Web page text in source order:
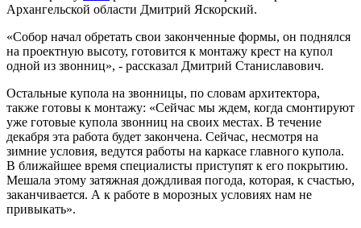
Архангельской области Дмитрий Яскорский.
«Собор начал обретать свои законченные формы, он поднялся
на проектную высоту, готовится к монтажу крест на купол
одной из звонниц», - рассказал Дмитрий Станиславович.
Остальные купола на звонницы, по словам архитектора,
также готовы к монтажу: «Сейчас мы ждем, когда смонтируют
уже готовые купола звонниц на своих местах. В течение
декабря эта работа будет закончена. Сейчас, несмотря на
зимние условия, ведутся работы на каркасе главного купола.
В ближайшее время специалисты приступят к его покрытию.
Мешала этому затяжная дождливая погода, которая, к счастью,
заканчивается. А к работе в морозных условиях нам не
привыкать».